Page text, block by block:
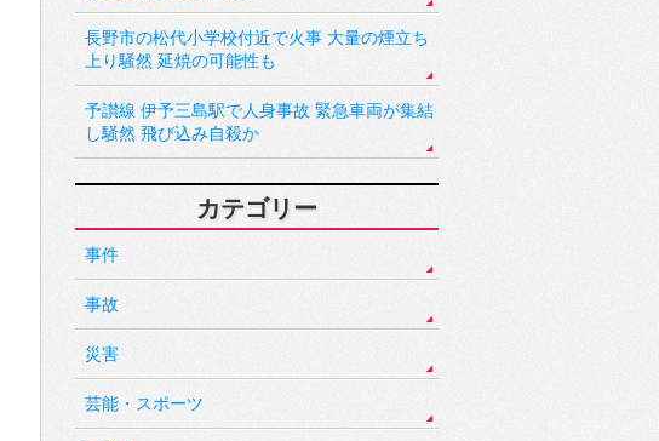
長野市の松代小学校付近で火事 大量の煙立ち
上り騒然 延焼の可能性も
予讃線 伊予三島駅で人身事故 緊急車両が集結
し騒然 飛び込み自殺か
カテゴリー
事件
事故
災害
芸能・スポーツ